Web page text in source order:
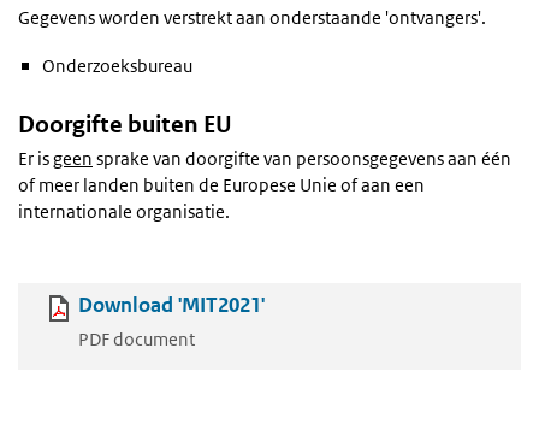
Gegevens worden verstrekt aan onderstaande 'ontvangers'.
Onderzoeksbureau
Doorgifte buiten EU
Er isgeen sprake van doorgifte van persoonsgegevens aan één
of meer landen buiten de Europese Unie of aan een
internationale organisatie.
Download 'MIT2021'
PDF document